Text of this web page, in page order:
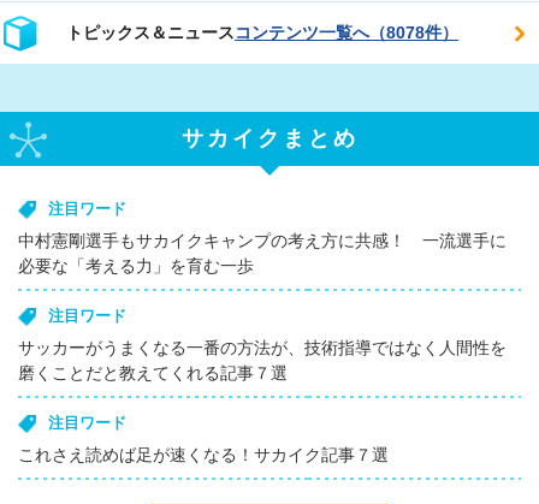
トピックス＆ニュースコンテンツ一覧へ（8078件）
サカイクまとめ
注目ワード
中村憲剛選手もサカイクキャンプの考え方に共感！ 一流選手に
必要な「考える力」を育む一歩
注目ワード
サッカーがうまくなる一番の方法が、技術指導ではなく人間性を
磨くことだと教えてくれる記事７選
注目ワード
これさえ読めば足が速くなる！サカイク記事７選